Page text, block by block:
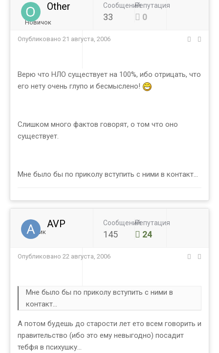
Other
Новичок
Сообщений
33
Репутация
0
Опубликовано 21 августа, 2006
Верю что НЛО существует на 100%, ибо отрицать, что
его нету очень глупо и бесмыслено!
Слишком много фактов говорят, о том что оно
существует.
Мне было бы по приколу вступить с ними в контакт...
AVP
Ученик
Сообщений
145
Репутация
24
Опубликовано 22 августа, 2006
Мне было бы по приколу вступить с ними в
контакт...
А потом будешь до старости лет ето всем говорить и
правительство (ибо это ему невыгодно) посадит
тебфя в психушку...